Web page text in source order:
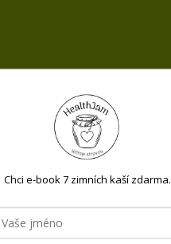
Chci e-book 7 zimních kaší zdarma.